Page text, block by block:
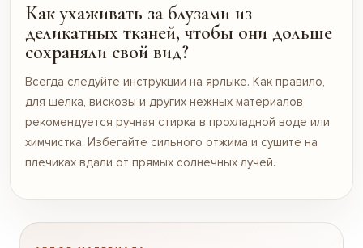
Как ухаживать за блузами из
деликатных тканей, чтобы они дольше
сохраняли свой вид?
Всегда следуйте инструкции на ярлыке. Как правило,
для шелка, вискозы и других нежных материалов
рекомендуется ручная стирка в прохладной воде или
химчистка. Избегайте сильного отжима и сушите на
плечиках вдали от прямых солнечных лучей.